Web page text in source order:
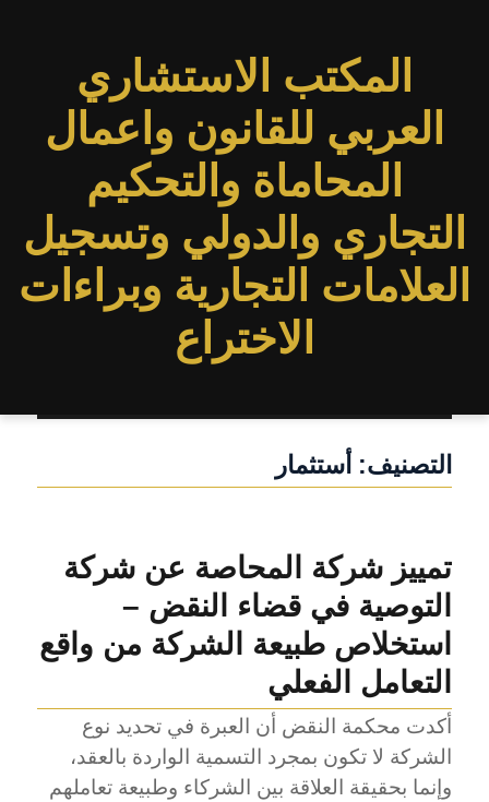
المكتب الاستشاري
العربي للقانون واعمال
المحاماة والتحكيم
التجاري والدولي وتسجيل
العلامات التجارية وبراءات
الاختراع
التصنيف: أستثمار
تمييز شركة المحاصة عن شركة
التوصية في قضاء النقض –
استخلاص طبيعة الشركة من واقع
التعامل الفعلي
أكدت محكمة النقض أن العبرة في تحديد نوع
الشركة لا تكون بمجرد التسمية الواردة بالعقد،
وإنما بحقيقة العلاقة بين الشركاء وطبيعة تعاملهم